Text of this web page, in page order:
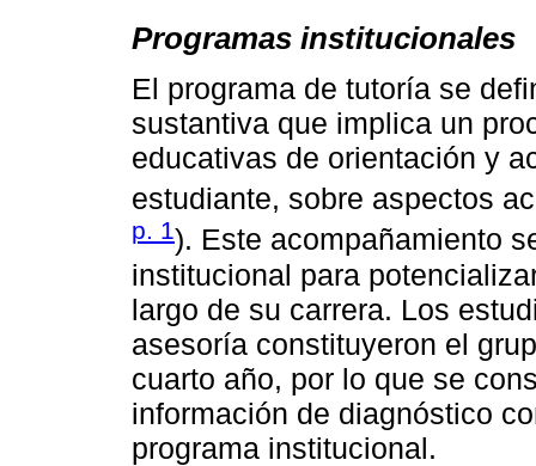
Programas institucionales
El programa de tutoría se
sustantiva que implica un
educativas de orientación y
estudiante, sobre aspectos
p. 1). Este acompañamiento
institucional para
largo de su carrera. Los
asesoría constituyeron el
cuarto año, por lo que se
información de diagnóstico
programa institucional.